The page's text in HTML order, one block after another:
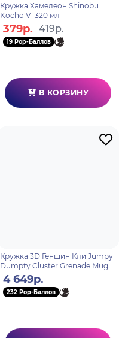
Кружка Хамелеон Shinobu
Kocho V1 320 мл
379р. 419р.
19 Pop-Баллов
В КОРЗИНУ
Кружка 3D Геншин Кли Jumpy
Dumpty Cluster Grenade Mug
360мл.
4 649р.
232 Pop-Баллов